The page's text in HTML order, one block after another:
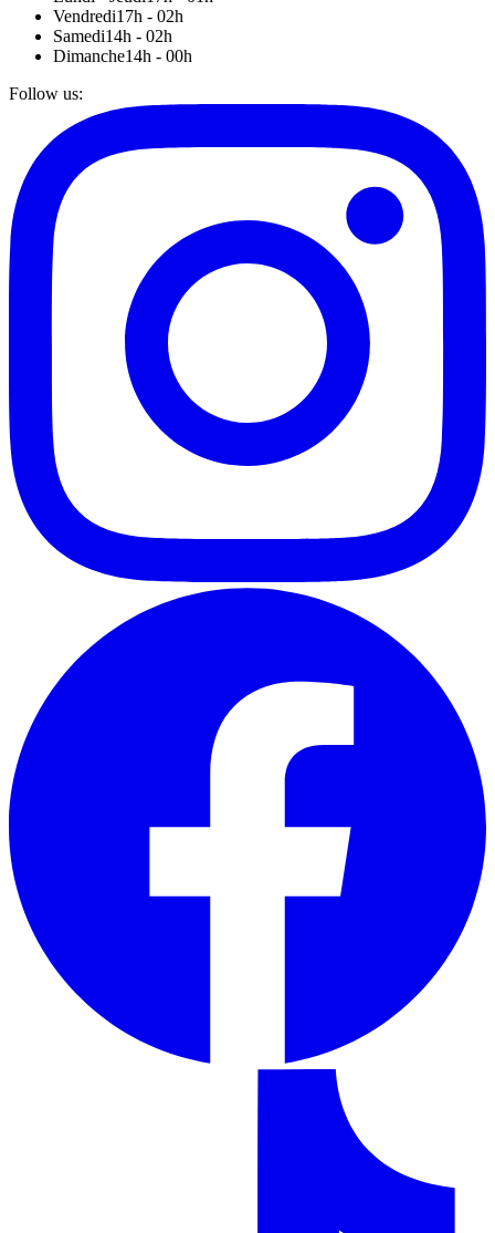
Vendredi17h - 02h
Samedi14h - 02h
Dimanche14h - 00h
Follow us: